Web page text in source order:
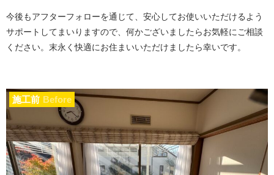
今後もアフターフォローを通じて、安心してお使いいただけるよう
サポートしてまいりますので、何かございましたらお気軽にご相談
ください。末永く快適にお住まいいただけましたら幸いです。
施工前 Before